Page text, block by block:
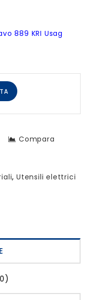
889 KRI Usag
Compara
,Utensili elettrici